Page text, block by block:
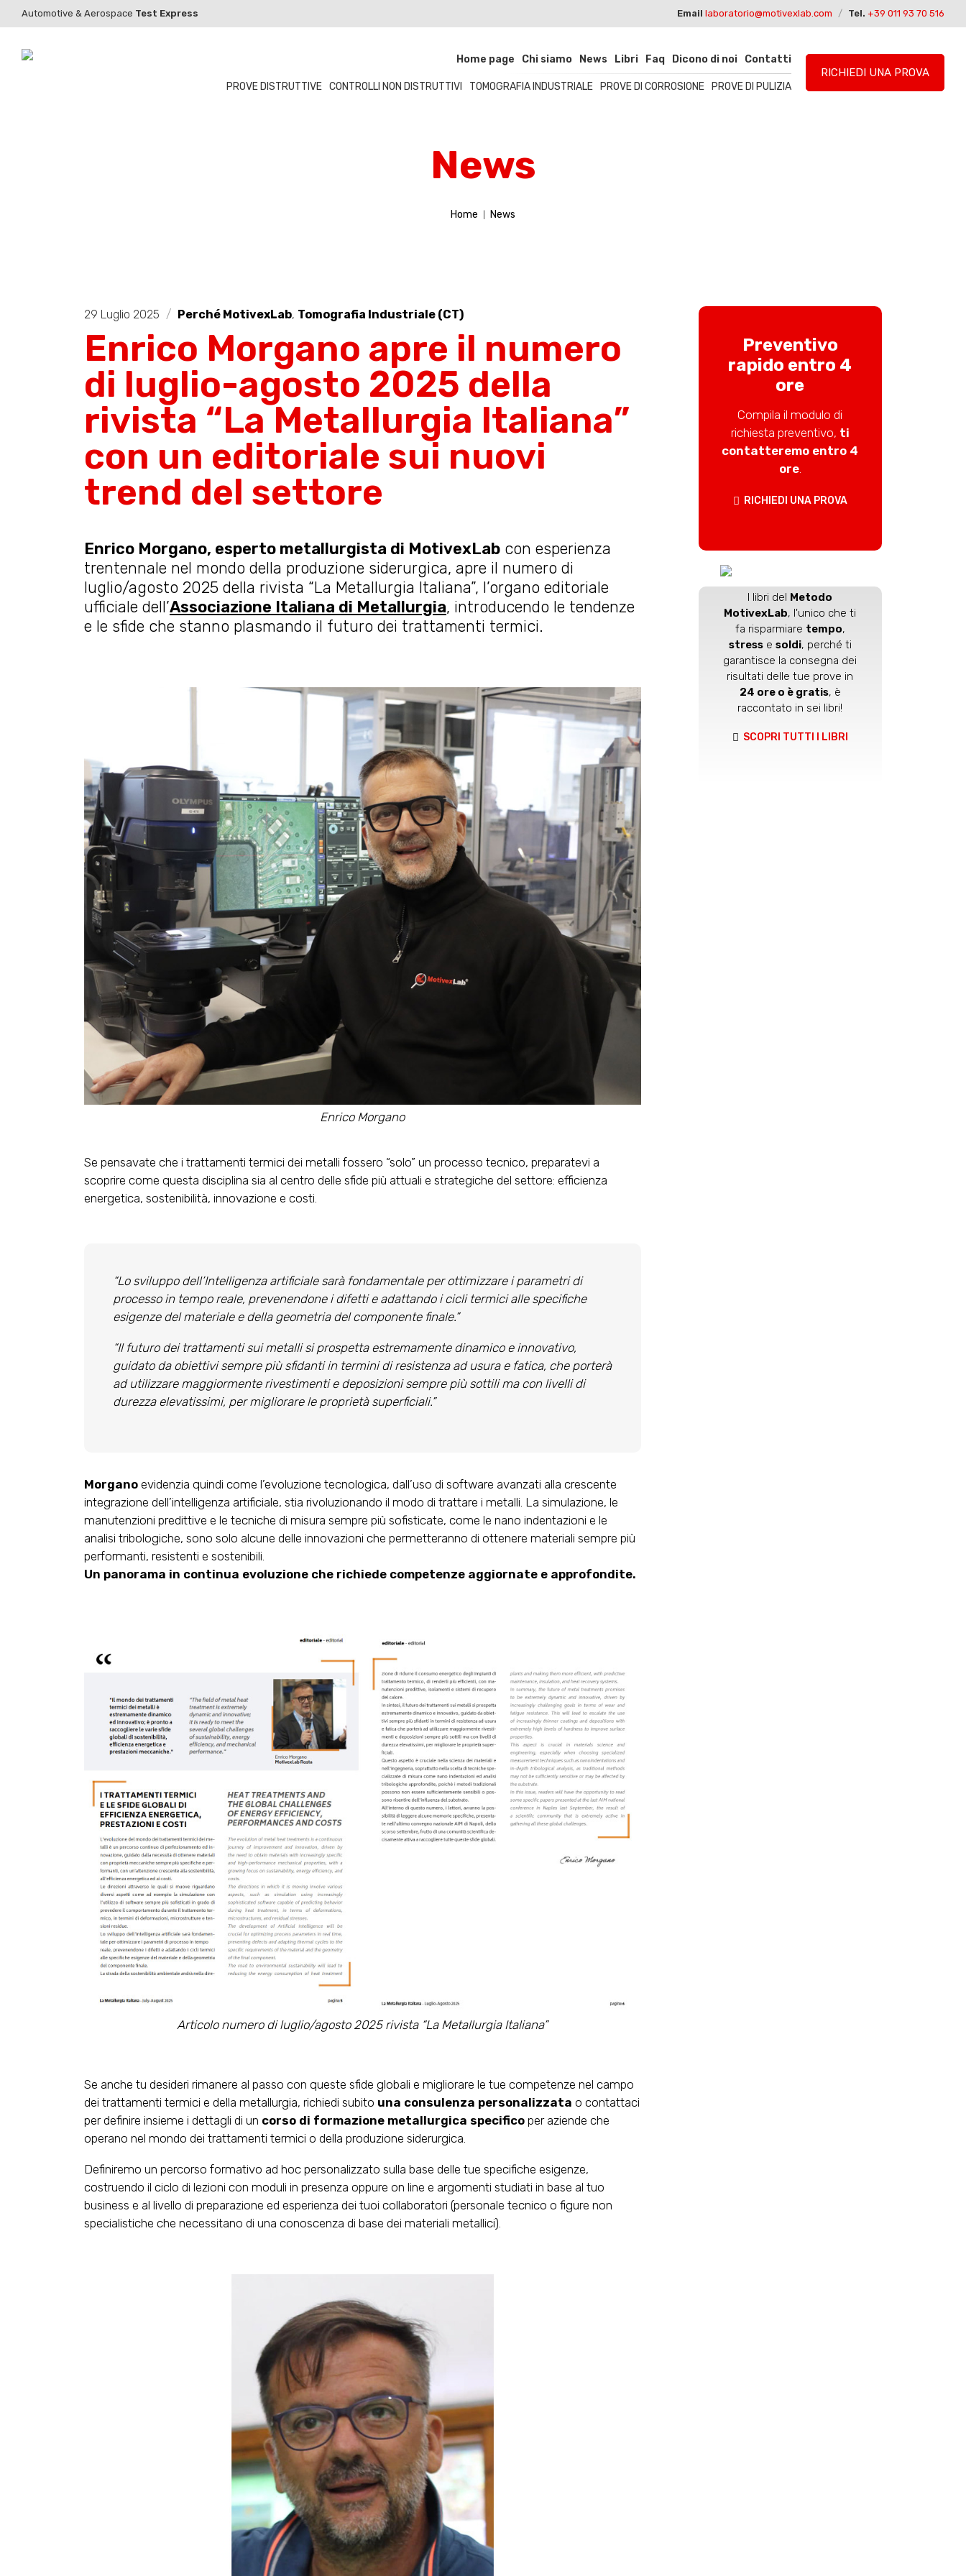
Automotive & Aerospace Test Express Email laboratorio@motivexlab.com / Tel. +39 011 93 70 516
Home page Chi siamo News Libri Faq Dicono di noi Contatti
PROVE DISTRUTTIVE CONTROLLI NON DISTRUTTIVI TOMOGRAFIA INDUSTRIALE PROVE DI CORROSIONE PROVE DI PULIZIA
RICHIEDI UNA PROVA
News
Home News
29 Luglio 2025 / Perché MotivexLab, Tomografia Industriale (CT)
Enrico Morgano apre il numero
di luglio-agosto 2025 della
rivista “La Metallurgia Italiana”
con un editoriale sui nuovi
trend del settore
Enrico Morgano, esperto metallurgista di MotivexLabcon esperienza
trentennale nel mondo della produzione siderurgica, apre il numero di
luglio/agosto 2025 della rivista “La Metallurgia Italiana”, l’organo editoriale
ufficiale dell’Associazione Italiana di Metallurgia, introducendo le tendenze
e le sfide che stanno plasmando il futuro dei trattamenti termici.
Enrico Morgano
Se pensavate che i trattamenti termici dei metalli fossero “solo” un processo tecnico, preparatevi a
scoprire come questa disciplina sia al centro delle sfide più attuali e strategiche del settore: efficienza
energetica, sostenibilità, innovazione e costi.
“Lo sviluppo dell’Intelligenza artificiale sarà fondamentale per ottimizzare i parametri di
processo in tempo reale, prevenendone i difetti e adattando i cicli termici alle specifiche
esigenze del materiale e della geometria del componente finale.”
“Il futuro dei trattamenti sui metalli si prospetta estremamente dinamico e innovativo,
guidato da obiettivi sempre più sfidanti in termini di resistenza ad usura e fatica, che porterà
ad utilizzare maggiormente rivestimenti e deposizioni sempre più sottili ma con livelli di
durezza elevatissimi, per migliorare le proprietà superficiali.”
Morganoevidenzia quindi come l’evoluzione tecnologica, dall’uso di software avanzati alla crescente
integrazione dell’intelligenza artificiale, stia rivoluzionando il modo di trattare i metalli. La simulazione, le
manutenzioni predittive e le tecniche di misura sempre più sofisticate, come le nano indentazioni e le
analisi tribologiche, sono solo alcune delle innovazioni che permetteranno di ottenere materiali sempre più
performanti, resistenti e sostenibili.
Un panorama in continua evoluzione che richiede competenze aggiornate e approfondite.
Articolo numero di luglio/agosto 2025 rivista “La Metallurgia Italiana”
Se anche tu desideri rimanere al passo con queste sfide globali e migliorare le tue competenze nel campo
dei trattamenti termici e della metallurgia, richiedi subito una consulenza personalizzata o contattaci
per definire insieme i dettagli di un corso di formazione metallurgica specificoper aziende che
operano nel mondo dei trattamenti termici o della produzione siderurgica.
Definiremo un percorso formativo ad hoc personalizzato sulla base delle tue specifiche esigenze,
costruendo il ciclo di lezioni con moduli in presenza oppure on line e argomenti studiati in base al tuo
business e al livello di preparazione ed esperienza dei tuoi collaboratori (personale tecnico o figure non
specialistiche che necessitano di una conoscenza di base dei materiali metallici).
Preventivo
rapido entro 4
ore
Compila il modulo di
richiesta preventivo, ti
contatteremo entro 4
ore.
RICHIEDI UNA PROVA
I libri del Metodo
MotivexLab, l'unico che ti
fa risparmiare tempo,
stresse soldi, perché ti
garantisce la consegna dei
risultati delle tue prove in
24 ore o è gratis, è
raccontato in sei libri!
SCOPRI TUTTI I LIBRI